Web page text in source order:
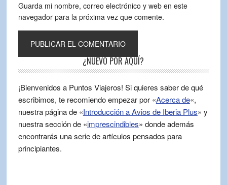
Guarda mi nombre, correo electrónico y web en este
navegador para la próxima vez que comente.
¿NUEVO POR AQUÍ?
¡Bienvenidos a Puntos Viajeros! Si quieres saber de qué
escribimos, te recomiendo empezar por «Acerca de«,
nuestra página de «Introducción a Avios de Iberia Plus» y
nuestra sección de «imprescindibles» donde además
encontrarás una serie de artículos pensados para
principiantes.